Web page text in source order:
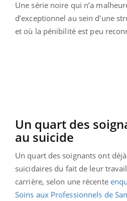
Une série noire qui n’a
d’exceptionnel au sein d'une
et où la pénibilité est peu
Un quart des
au suicide
Un quart des soignants ont
suicidaires du fait de leur
carrière, selon une récente
Soins aux Professionnels de